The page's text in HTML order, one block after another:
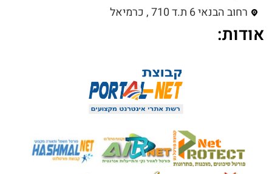
רחוב הבנאי 6 ת.ד 710 , כרמיאל
אודות: